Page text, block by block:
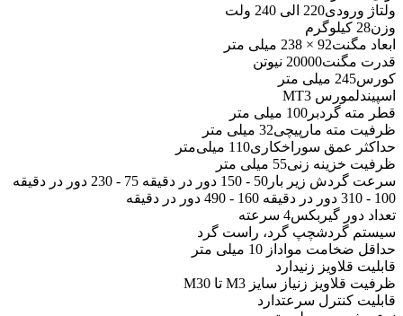
ولتاژ ورودی220 الی 240 ولت
وزن28 کیلوگرم
ابعاد مگنت92 × 238 میلی متر
قدرت مگنت20000 نیوتن
کورس245 میلی متر
اسپیندلمورس MT3
قطر مته گردبر 100 میلی متر
ظرفیت مته مارپیچی32 میلی متر
حداکثر عمق سوراخکاری110 میلی‌متر
ظرفیت خزینه زنی55 میلی متر
سرعت گردش زیر بار
50 - 150 دور در دقیقه 75 - 230 دور در دقیقه
100 - 310 دور در دقیقه 160 - 490 دور در دقیقه
تعداد دور گیربکس4 سرعته
سیستم گردشچپ گرد، راست گرد
حداقل ضخامت مواد از 10 میلی متر
قابلیت قلاویز زنیدارد
ظرفیت قلاویز زنیاز سایز M3 تا M30
قابلیت کنترل سرعتدارد